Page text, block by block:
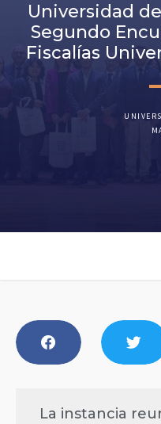
Universidad
Segundo
Fiscalías
La instancia